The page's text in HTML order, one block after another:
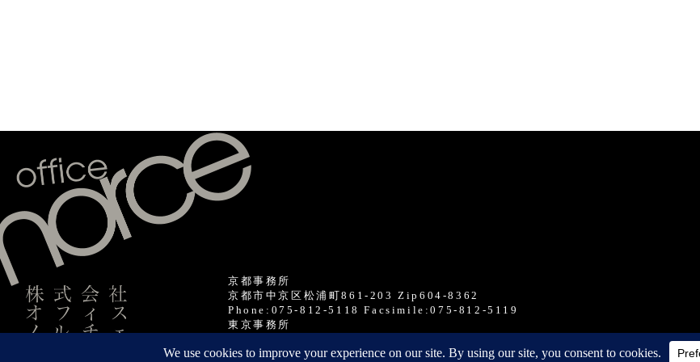
Copyrights © 2021 Office Norce, Co.,Ltd. All Rights Reserved.
京都事務所
京都市中京区松浦町861-203 Zip604-8362
Phone:075-812-5118 Facsimile:075-812-5119
東京事務所
Phone:050-6865-4943 Facsimile:03-6321-9388